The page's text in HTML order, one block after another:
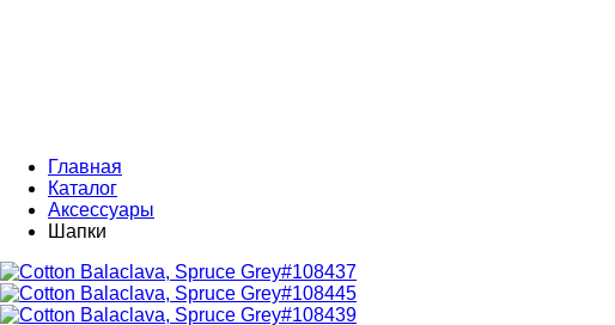
Главная
Каталог
Аксессуары
Шапки